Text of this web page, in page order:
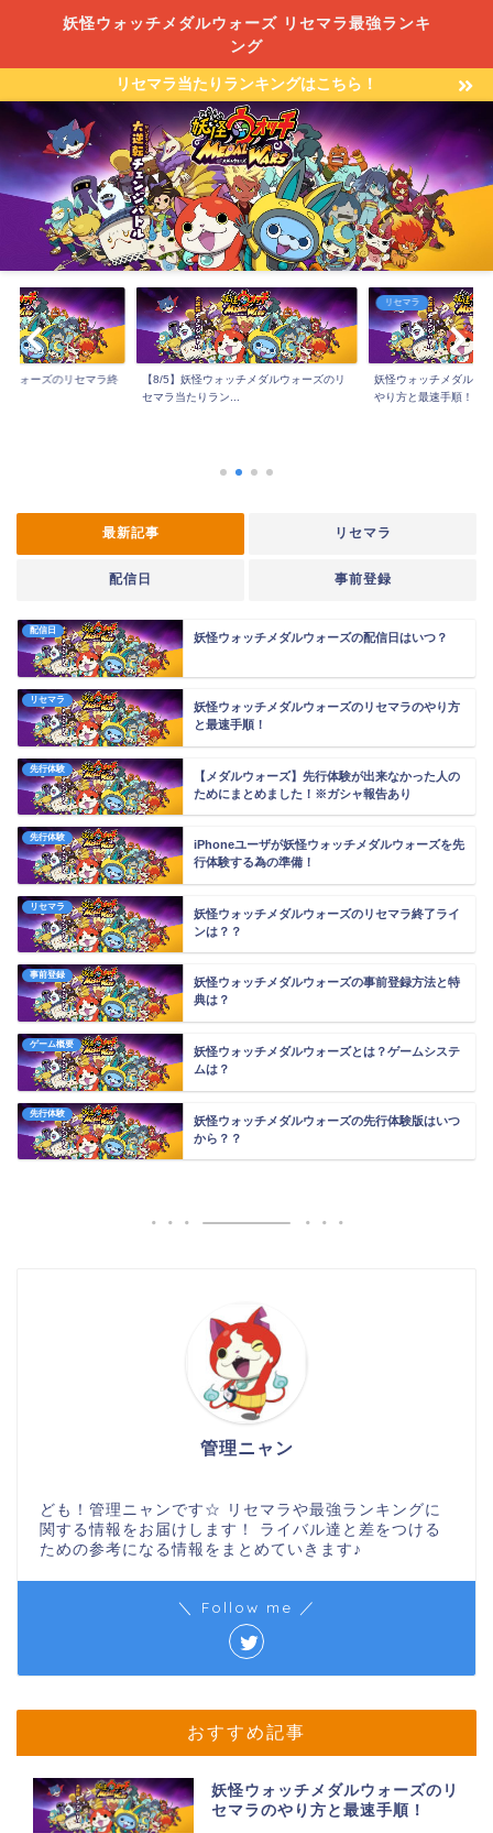
妖怪ウォッチメダルウォーズ リセマラ最強ランキ
ング
リセマラ当たりランキングはこちら！
ウォーズのリセマラ終
【8/5】妖怪ウォッチメダルウォーズのリ
セマラ当たりラン...
リセマラ
妖怪ウォッチメダルウ
やり方と最速手順！
最新記事 リセマラ
配信日 事前登録
配信日
妖怪ウォッチメダルウォーズの配信日はいつ？
リセマラ
妖怪ウォッチメダルウォーズのリセマラのやり方
と最速手順！
先行体験
【メダルウォーズ】先行体験が出来なかった人の
ためにまとめました！※ガシャ報告あり
先行体験
iPhoneユーザが妖怪ウォッチメダルウォーズを先
行体験する為の準備！
リセマラ
妖怪ウォッチメダルウォーズのリセマラ終了ライ
ンは？？
事前登録
妖怪ウォッチメダルウォーズの事前登録方法と特
典は？
ゲーム概要
妖怪ウォッチメダルウォーズとは？ゲームシステ
ムは？
先行体験
妖怪ウォッチメダルウォーズの先行体験版はいつ
から？？
管理ニャン
ども！管理ニャンです☆ リセマラや最強ランキングに
関する情報をお届けします！ ライバル達と差をつける
ための参考になる情報をまとめていきます♪
＼ Follow me ／
おすすめ記事
妖怪ウォッチメダルウォーズのリ
セマラのやり方と最速手順！